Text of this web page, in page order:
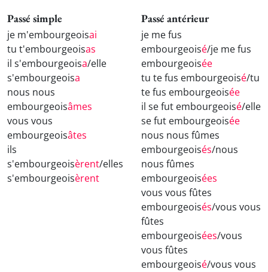
Passé simple
je m'embourgeoisai
tu t'embourgeoisas
il s'embourgeoisa/elle
s'embourgeoisa
nous nous
embourgeoisâmes
vous vous
embourgeoisâtes
ils
s'embourgeoisèrent/elles
s'embourgeoisèrent
Passé antérieur
je me fus
embourgeoisé/je me fus
embourgeoisée
tu te fus embourgeoisé/tu
te fus embourgeoisée
il se fut embourgeoisé/elle
se fut embourgeoisée
nous nous fûmes
embourgeoisés/nous
nous fûmes
embourgeoisées
vous vous fûtes
embourgeoisés/vous vous
fûtes
embourgeoisées/vous
vous fûtes
embourgeoisé/vous vous